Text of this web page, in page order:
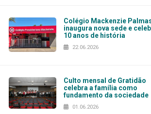
Colégio Mackenzie
inaugura nova sede e
10 anos de história
22.06.2026
Culto mensal de Gratidão
celebra a família como
fundamento da sociedade
01.06.2026